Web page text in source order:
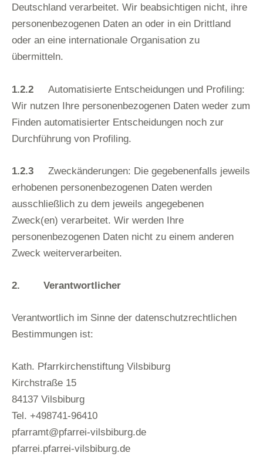
Deutschland verarbeitet. Wir beabsichtigen nicht, ihre
personenbezogenen Daten an oder in ein Drittland
oder an eine internationale Organisation zu
übermitteln.
1.2.2 Automatisierte Entscheidungen und Profiling:
Wir nutzen Ihre personenbezogenen Daten weder zum
Finden automatisierter Entscheidungen noch zur
Durchführung von Profiling.
1.2.3 Zweckänderungen: Die gegebenenfalls jeweils
erhobenen personenbezogenen Daten werden
ausschließlich zu dem jeweils angegebenen
Zweck(en) verarbeitet. Wir werden Ihre
personenbezogenen Daten nicht zu einem anderen
Zweck weiterverarbeiten.
2. Verantwortlicher
Verantwortlich im Sinne der datenschutzrechtlichen
Bestimmungen ist:
Kath. Pfarrkirchenstiftung Vilsbiburg
Kirchstraße 15
84137 Vilsbiburg
Tel. +498741-96410
pfarramt@pfarrei-vilsbiburg.de
pfarrei.pfarrei-vilsbiburg.de